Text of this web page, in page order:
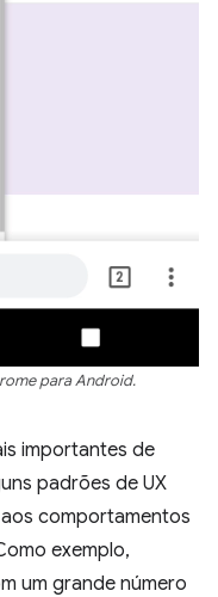
para Android.
importantes de
padrões de UX
comportamentos
exemplo,
um grande número